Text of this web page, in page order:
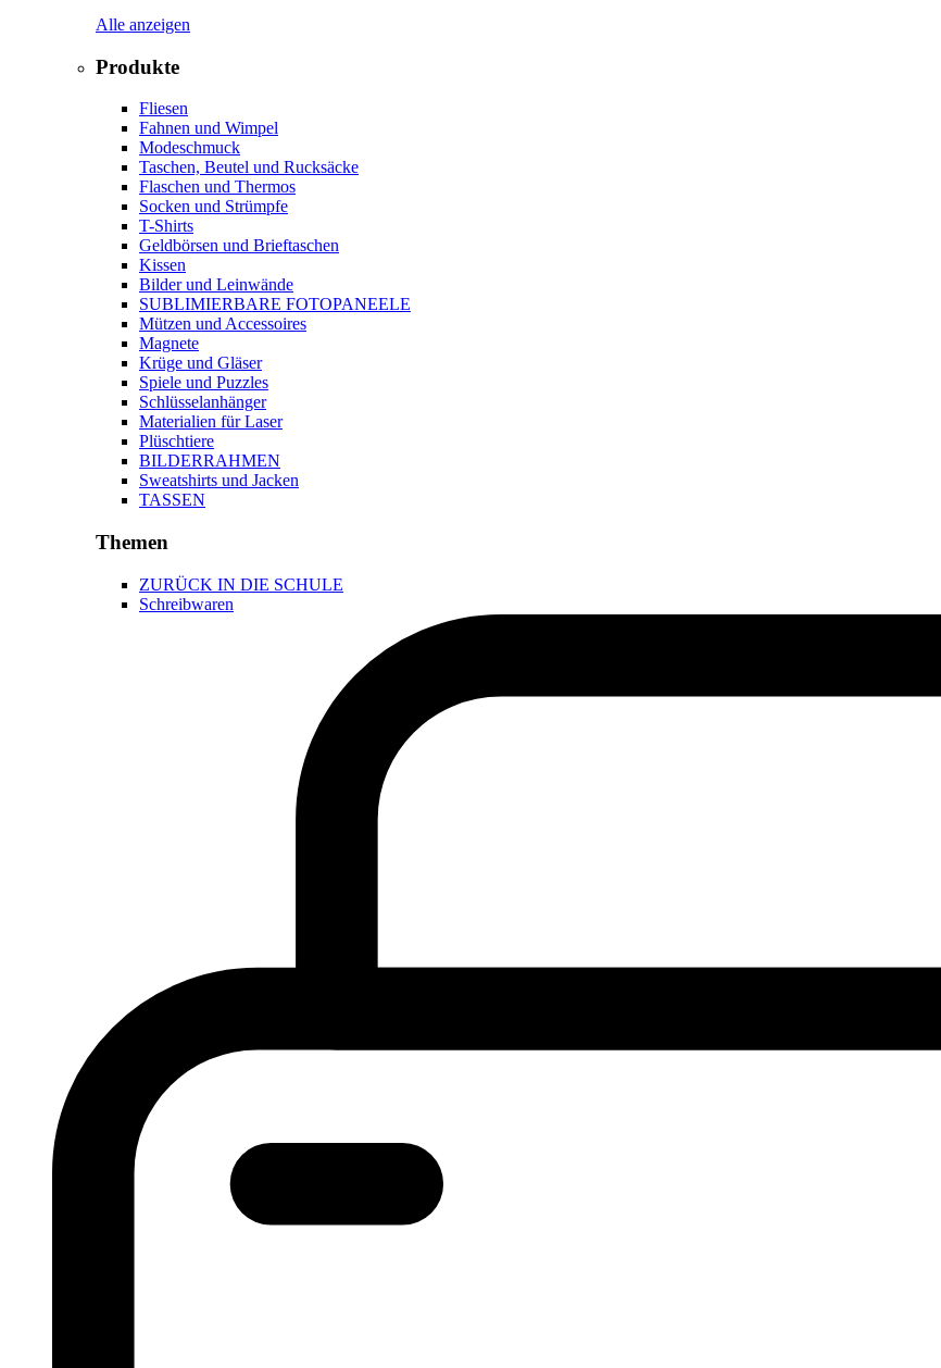
Alle anzeigen
Produkte
Fliesen
Fahnen und Wimpel
Modeschmuck
Taschen, Beutel und Rucksäcke
Flaschen und Thermos
Socken und Strümpfe
T-Shirts
Geldbörsen und Brieftaschen
Kissen
Bilder und Leinwände
SUBLIMIERBARE FOTOPANEELE
Mützen und Accessoires
Magnete
Krüge und Gläser
Spiele und Puzzles
Schlüsselanhänger
Materialien für Laser
Plüschtiere
BILDERRAHMEN
Sweatshirts und Jacken
TASSEN
Themen
ZURÜCK IN DIE SCHULE
Schreibwaren